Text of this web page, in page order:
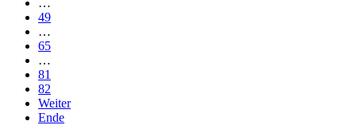
49
…
65
…
81
82
Weiter
Ende